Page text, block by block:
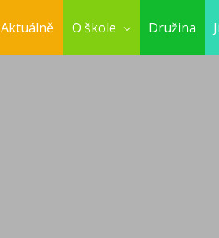
Aktuálně O škole Družina